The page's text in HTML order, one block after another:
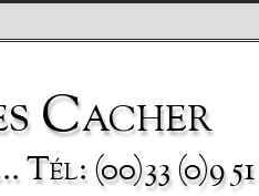
Cacher
(00)33 (0)9 51